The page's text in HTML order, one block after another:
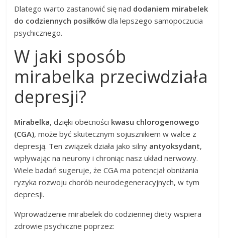
Dlatego warto zastanowić się nad dodaniem mirabelek
do codziennych posiłków dla lepszego samopoczucia
psychicznego.
W jaki sposób
mirabelka przeciwdziała
depresji?
Mirabelka, dzięki obecności kwasu chlorogenowego
(CGA), może być skutecznym sojusznikiem w walce z
depresją. Ten związek działa jako silny antyoksydant,
wpływając na neurony i chroniąc nasz układ nerwowy.
Wiele badań sugeruje, że CGA ma potencjał obniżania
ryzyka rozwoju chorób neurodegeneracyjnych, w tym
depresji.
Wprowadzenie mirabelek do codziennej diety wspiera
zdrowie psychiczne poprzez: